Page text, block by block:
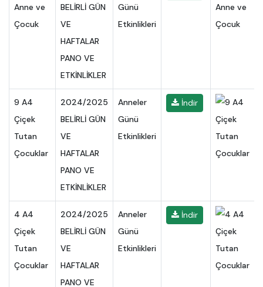
Anne ve
Çocuk
BELİRLİ GÜN
VE
HAFTALAR
PANO VE
ETKİNLİKLER
Günü
Etkinlikleri
9 A4
Çiçek
Tutan
Çocuklar
2024/2025
BELİRLİ GÜN
VE
HAFTALAR
PANO VE
ETKİNLİKLER
Anneler
Günü
Etkinlikleri
İndir
4 A4
Çiçek
Tutan
Çocuklar
2024/2025
BELİRLİ GÜN
VE
HAFTALAR
PANO VE
Anneler
Günü
Etkinlikleri
İndir